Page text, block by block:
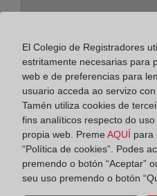
Enderezo:
Plaza del Reino, 7 -
Horario:
De lunes a viernes de
Agosto: De lunes a
El Colegio de Registradores
estritamente necesarias para
web e de preferencias para
usuario acceda ao servizo
Tamén utiliza cookies de
fins analíticos respecto do
propia web. Preme AQUÍ para
“Política de cookies”. Podes
premendo o botón “Aceptar”
seu uso premendo o botón